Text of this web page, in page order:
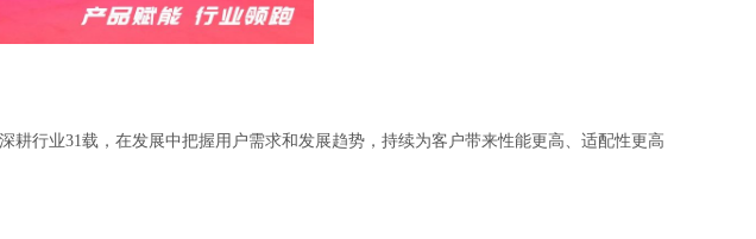
行业31载，在发展中把握用户需求和发展趋势，持续为客户带来性能更高、适配性更高